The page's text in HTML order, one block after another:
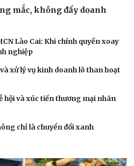
mắc, không đẩy doanh
Lào Cai: Khi chính quyền xoay
nghiệp
xử lý vụ kinh doanh lô than hoạt
hội và xúc tiến thương mại nhãn
chỉ là chuyển đổi xanh